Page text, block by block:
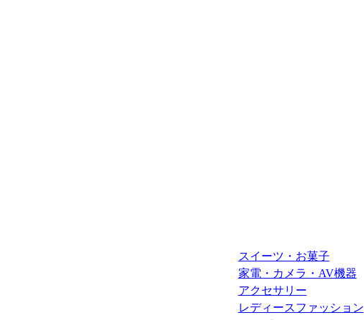
スイーツ・お菓子
家電・カメラ・AV機器
アクセサリー
レディースファッション